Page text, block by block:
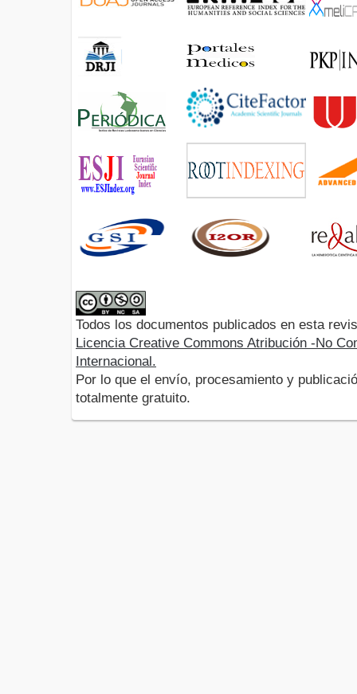
Todos los documentos publicados en esta
Licencia Creative Commons Atribución -No
Internacional.
Por lo que el envío, procesamiento y
totalmente gratuito.